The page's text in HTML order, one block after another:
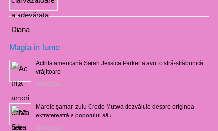
Magia in lume
Actrița americană Sarah Jessica Parker a avut o stră-străbunică
vrăjitoare
03/08/2021
Marele şaman zulu Credo Mutwa dezvăluie despre originea
extraterestră a poporului său
14/06/2021